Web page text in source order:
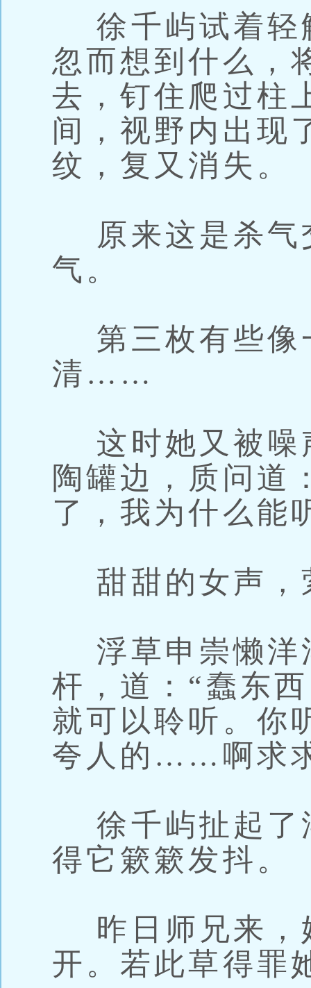
徐千屿试着轻
忽而想到什么，
去，钉住爬过柱
间，视野内出现
纹，复又消失。
原来这是杀气
气。
第三枚有些像
清……
这时她又被噪
陶罐边，质问道
了，我为什么能
甜甜的女声，
浮草申崇懒洋
杆，道：“蠢东
就可以聆听。你
夸人的……啊求
徐千屿扯起了
得它簌簌发抖。
昨日师兄来，
开。若此草得罪